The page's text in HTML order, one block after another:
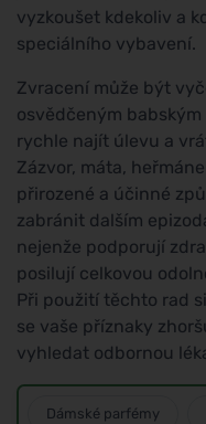
vyzkoušet kdekoliv a
speciálního vybavení.
Zvracení může být
osvědčeným
rychle najít úlevu a
Zázvor, máta,
přirozené a účinné
zabránit dalším
nejenže podporují
posilují celkovou
Při použití těchto rad
se vaše příznaky
vyhledat odbornou
Dámské parfémy